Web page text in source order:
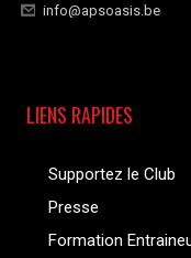
info@apsoasis.be
LIENS RAPIDES
Supportez le Club
Presse
Formation